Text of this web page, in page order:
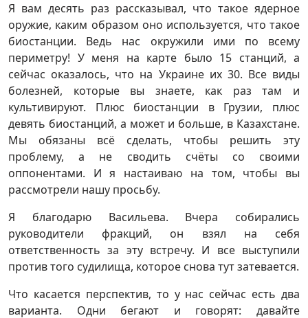
Я вам десять раз рассказывал, что такое ядерное
оружие, каким образом оно используется, что такое
биостанции. Ведь нас окружили ими по всему
периметру! У меня на карте было 15 станций, а
сейчас оказалось, что на Украине их 30. Все виды
болезней, которые вы знаете, как раз там и
культивируют. Плюс биостанции в Грузии, плюс
девять биостанций, а может и больше, в Казахстане.
Мы обязаны всё сделать, чтобы решить эту
проблему, а не сводить счёты со своими
оппонентами. И я настаиваю на том, чтобы вы
рассмотрели нашу просьбу.
Я благодарю Васильева. Вчера собирались
руководители фракций, он взял на себя
ответственность за эту встречу. И все выступили
против того судилища, которое снова тут затевается.
Что касается перспектив, то у нас сейчас есть два
варианта. Одни бегают и говорят: давайте